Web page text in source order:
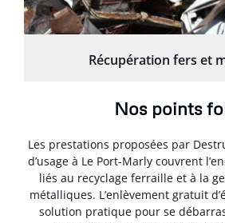
Récupération fers et
Nos points
Les prestations proposées par
d’usage à Le Port-Marly couvrent
liés au recyclage ferraille et à la
métalliques. L’enlèvement gratuit
solution pratique pour se